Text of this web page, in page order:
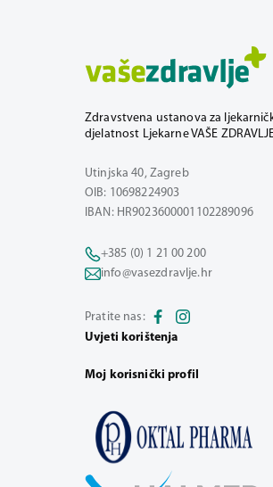
Zdravstvena ustanova za
djelatnost Ljekarne VAŠE
Utinjska 40, Zagreb
OIB: 10698224903
IBAN: HR9023600001102289096
+385 (0) 1 21 00 200
info@vasezdravlje.hr
Pratite nas:
Uvjeti korištenja
Moj korisnički profil